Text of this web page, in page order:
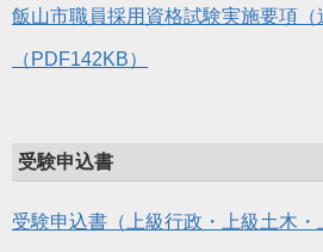
飯山市職員採用資格試験実施要項（
（PDF142KB）
受験申込書
受験申込書（上級行政・上級土木